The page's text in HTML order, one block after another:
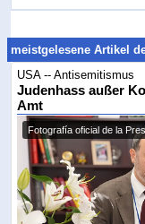
meistgelesene Artikel
USA -- Antisemitismus
Judenhass außer
Amt
Fotografía oficial de la